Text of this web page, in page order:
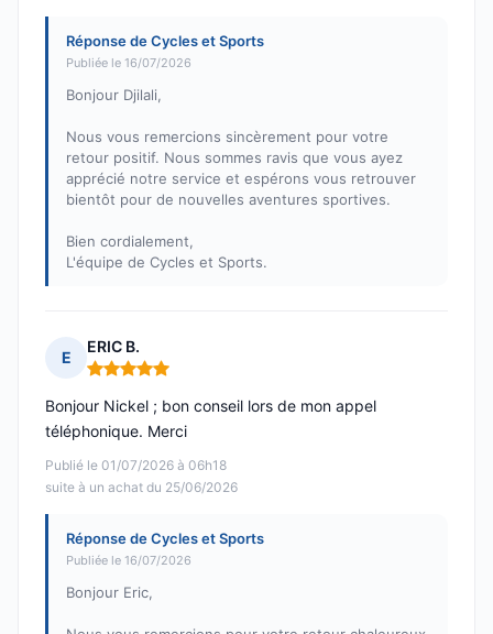
Réponse de Cycles et Sports
Publiée le 16/07/2026
Bonjour Djilali,
Nous vous remercions sincèrement pour votre
retour positif. Nous sommes ravis que vous ayez
apprécié notre service et espérons vous retrouver
bientôt pour de nouvelles aventures sportives.
Bien cordialement,
L'équipe de Cycles et Sports.
E
ERIC B.
Note : 5 sur 5
Publié le 01/07/2026 à 06h18
suite à un achat du 25/06/2026
Bonjour Nickel ; bon conseil lors de mon appel
téléphonique. Merci
Réponse de Cycles et Sports
Publiée le 16/07/2026
Bonjour Eric,